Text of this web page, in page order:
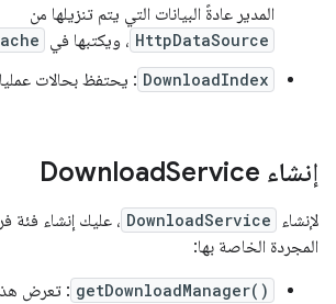
المدير عادةً البيانات التي يتم تنزيلها من
HttpDataSource ، ويكتبها في
DownloadIndex : يحتفظ بحالات
إنشاء Download Service
لإنشاء DownloadService ، عليك إنشاء فئة
المجردة الخاصة بها:
getDownloadManager() : تعرض